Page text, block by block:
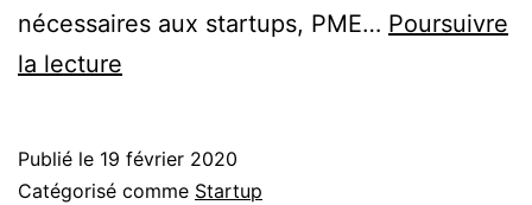
nécessaires aux startups, PME… Poursuivre
la lecture
l’Europe
du
Publié le 19 février 2020
Catégorisé comme Startup